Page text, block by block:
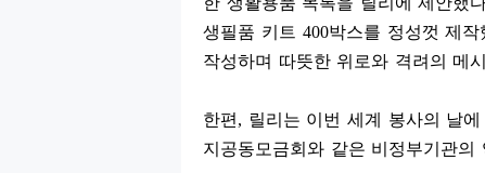
생필품 키트 400박스를 정성껏 제작
작성하며 따뜻한 위로와 격려의 메
한편 , 릴리는 이번 세계 봉사의 날
지공동모금회와 같은 비정부기관